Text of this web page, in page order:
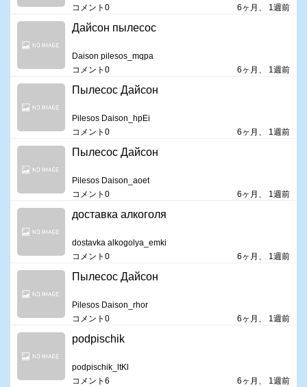
コメント0
6ヶ月、 1週前
Дайсон пылесос
Daison pilesos_mqpa
コメント0
6ヶ月、 1週前
Пылесос Дайсон
Pilesos Daison_hpEi
コメント0
6ヶ月、 1週前
Пылесос Дайсон
Pilesos Daison_aoet
コメント0
6ヶ月、 1週前
доставка алкоголя
dostavka alkogolya_emki
コメント0
6ヶ月、 1週前
Пылесос Дайсон
Pilesos Daison_rhor
コメント0
6ヶ月、 1週前
podpischik
podpischik_ltKl
コメント6
6ヶ月、 1週前